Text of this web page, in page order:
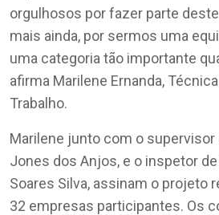
orgulhosos por fazer parte
mais ainda, por sermos uma
uma categoria tão importante
afirma Marilene Ernanda,
Trabalho.
Marilene junto com o supervisor
Jones dos Anjos, e o inspetor
Soares Silva, assinam o projeto
32 empresas participantes. Os